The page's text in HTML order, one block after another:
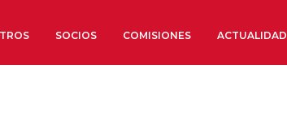
SOCIOS COMISIONES ACTUALIDAD